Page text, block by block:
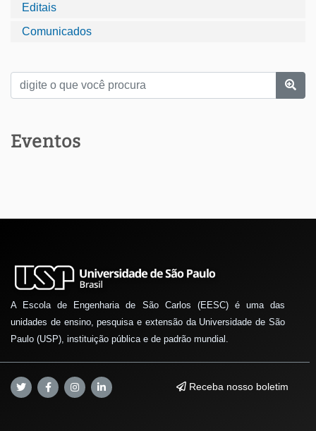
Editais
Comunicados
Eventos
A Escola de Engenharia de São Carlos (EESC) é uma das
unidades de ensino, pesquisa e extensão da Universidade de São
Paulo (USP), instituição pública e de padrão mundial.
Receba nosso boletim